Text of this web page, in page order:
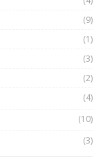
(9)
(1)
(3)
(2)
(4)
(10)
(3)